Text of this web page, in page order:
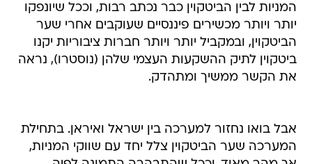
המניות לבין הביטקוין כבר נכתב רבות, וככל שיונפקו
יותר ויותר מכשירים פיננסיים שעוקבים אחרי שער
הביטקוין, ובמקביל יותר ויותר חברות ציבוריות יקנו
ביטקוין לתיק ההשקעות העצמי שלהן (נוסטרו), נראה
את הקשר ממשיך ומתהדק.
אבל בואו נחזור למערכה בין ישראל ואיראן. בתחילת
המערכה שער הביטקוין צלל יחד עם שווקי המניות,